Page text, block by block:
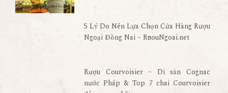
5 Lý Do Nên Lựa Chọn Cửa Hàng Rượu
Ngoại Đồng Nai – RuouNgoai.net
Rượu Courvoisier – Di sản Cognac
nước Pháp & Top 7 chai Courvoisier